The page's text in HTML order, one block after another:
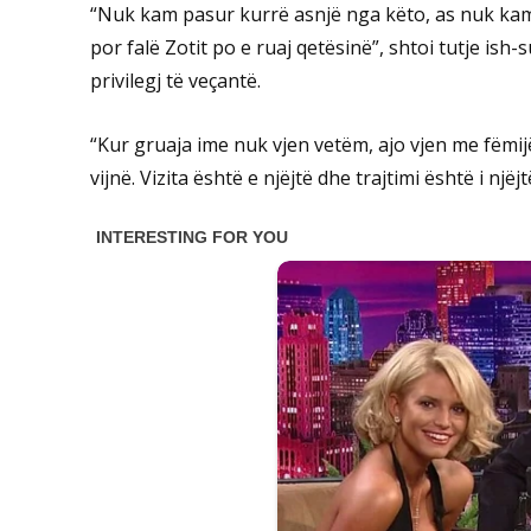
“Nuk kam pasur kurrë asnjë nga këto, as nuk
por falë Zotit po e ruaj qetësinë”, shtoi tutje
privilegj të veçantë.
“Kur ​​gruaja ime nuk vjen vetëm, ajo vjen me
vijnë. Vizita është e njëjtë dhe trajtimi është i